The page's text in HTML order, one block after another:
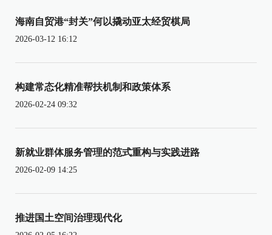
海南自贸港“封关”何以撬动亚太经贸棋局
2026-03-12 16:12
构建常态化精准帮扶机制和政策体系
2026-02-24 09:32
新就业群体服务管理的范式重构与实践进路
2026-02-09 14:25
推进国土空间治理现代化